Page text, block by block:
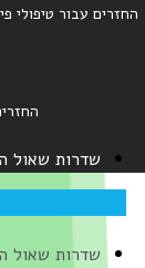
החזרים עבור טיפולי
שדרות שאול המלך 39
שדרות שאול המלך 39